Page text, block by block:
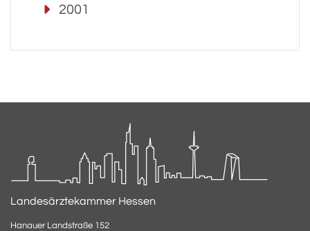
2001
Landesärztekammer Hessen
Hanauer Landstraße 152